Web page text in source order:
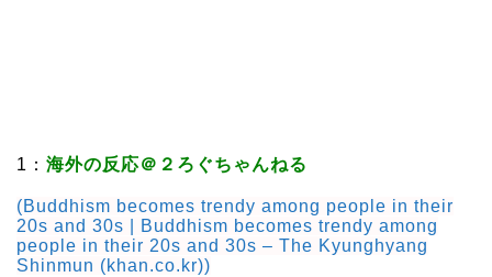
1： 海外の反応＠２ろぐちゃんねる
(Buddhism becomes trendy among people in their
20s and 30s | Buddhism becomes trendy among
people in their 20s and 30s – The Kyunghyang
Shinmun (khan.co.kr))